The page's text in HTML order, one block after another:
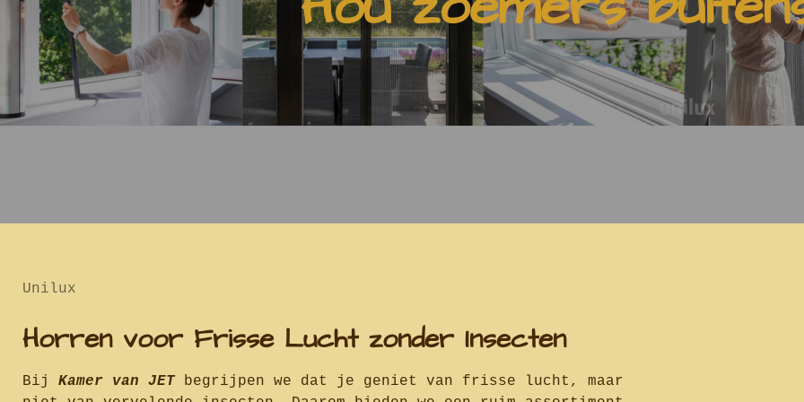
Unilux
Horren voor Frisse Lucht zonder Insecten
Bij Kamer van JETbegrijpen we dat je geniet van frisse lucht, maar